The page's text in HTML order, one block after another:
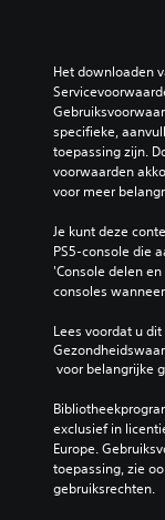
Het downloaden
specifieke,
toepassing zijn.
voorwaarden
voor meer
Je kunt deze
PS5-console die
'Console delen
consoles
Lees voordat u
voor belangrijke
exclusief in
Europe.
toepassing, zie
gebruiksrechten.